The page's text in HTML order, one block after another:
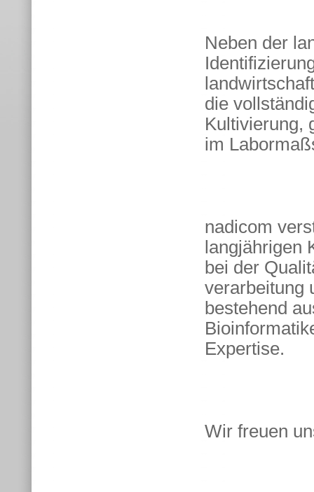
Neben der
die
Kultivierung,
im
nadicom
langjährigen
bei der
verarbeitung
bestehend
Expertise.
Wir freuen